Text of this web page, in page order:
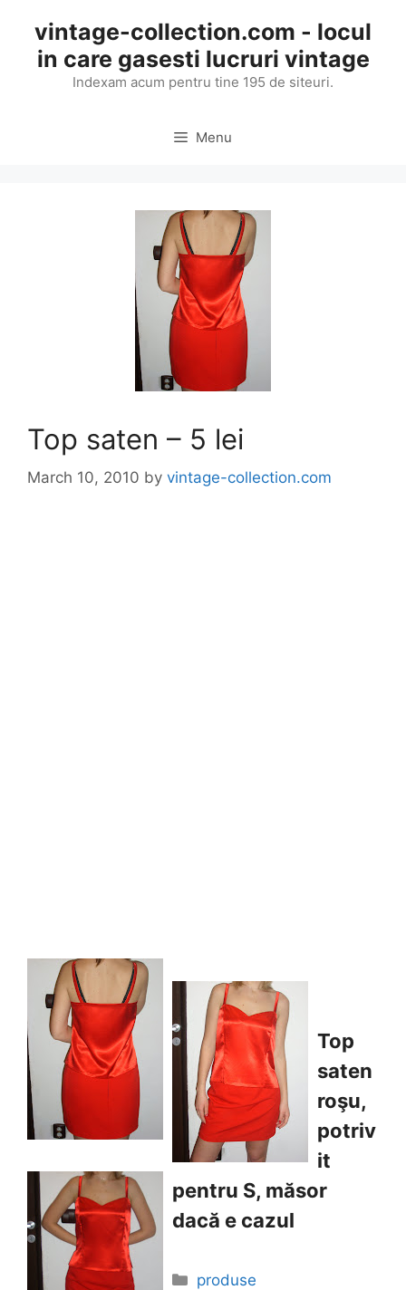
content
vintage-collection.com - locul
in care gasesti lucruri vintage
Indexam acum pentru tine 195 de siteuri.
Menu
Top saten – 5 lei
March 10, 2010 by vintage-collection.com
Top
saten
roşu,
potriv
it
pentru S, măsor
dacă e cazul
Categories
produse